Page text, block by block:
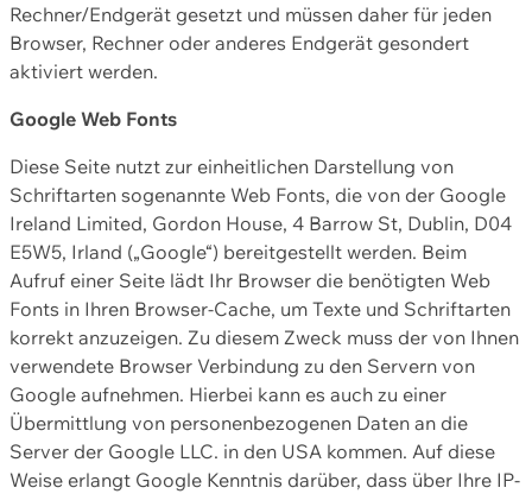
Rechner/Endgerät gesetzt und müssen daher für jeden
Browser, Rechner oder anderes Endgerät gesondert
aktiviert werden.
Google Web Fonts
Diese Seite nutzt zur einheitlichen Darstellung von
Schriftarten sogenannte Web Fonts, die von der Google
Ireland Limited, Gordon House, 4 Barrow St, Dublin, D04
E5W5, Irland („Google“) bereitgestellt werden. Beim
Aufruf einer Seite lädt Ihr Browser die benötigten Web
Fonts in Ihren Browser-Cache, um Texte und Schriftarten
korrekt anzuzeigen. Zu diesem Zweck muss der von Ihnen
verwendete Browser Verbindung zu den Servern von
Google aufnehmen. Hierbei kann es auch zu einer
Übermittlung von personenbezogenen Daten an die
Server der Google LLC. in den USA kommen. Auf diese
Weise erlangt Google Kenntnis darüber, dass über Ihre IP-